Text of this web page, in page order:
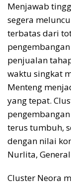
Menjawab
segera
terbatas dari
penjualan
waktu singkat
Menteng
yang tepat.
terus tumbuh,
dengan nilai
Nurlita,
Cluster Neora